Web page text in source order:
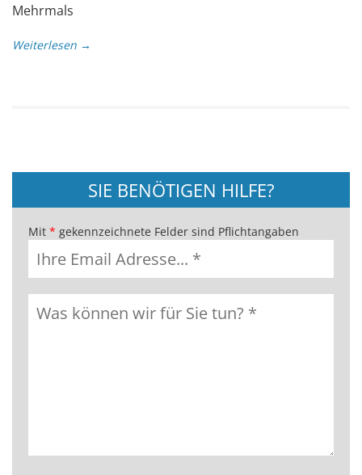
Mehrmals
Weiterlesen →
SIE BENÖTIGEN HILFE?
Mit * gekennzeichnete Felder sind Pflichtangaben